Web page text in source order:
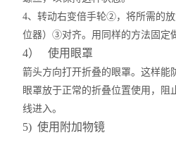
4、转动右变倍手轮②，将所需的
位器）③对齐。用同样的方法固定
4） 使用眼罩
箭头方向打开折叠的眼罩。这样能
眼罩放于正常的折叠位置使用，阻
线进入。
5) 使用附加物镜